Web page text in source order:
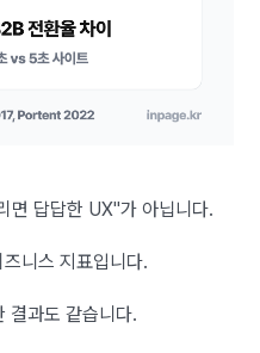
면 답답한 UX"가 아닙니다.
니스 지표입니다.
결과도 같습니다.